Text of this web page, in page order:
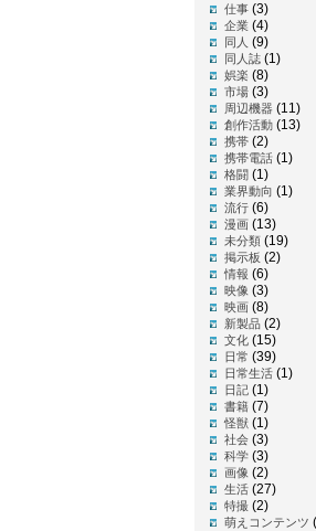
仕事 (3)
企業 (4)
同人 (9)
同人誌 (1)
娯楽 (8)
市場 (3)
周辺機器 (11)
創作活動 (13)
携帯 (2)
携帯電話 (1)
格闘 (1)
業界動向 (1)
流行 (6)
漫画 (13)
未分類 (19)
掲示板 (2)
情報 (6)
映像 (3)
映画 (8)
新製品 (2)
文化 (15)
日常 (39)
日常生活 (1)
日記 (1)
書籍 (7)
怪獣 (1)
社会 (3)
科学 (3)
画像 (2)
生活 (27)
特撮 (2)
萌えコンテンツ